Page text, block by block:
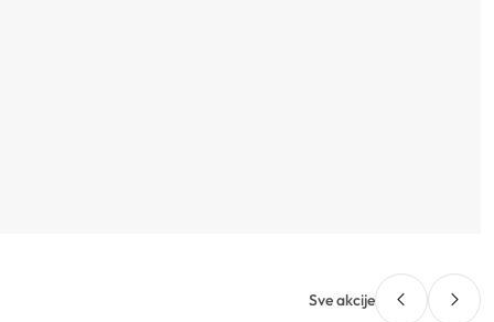
Sve akcije